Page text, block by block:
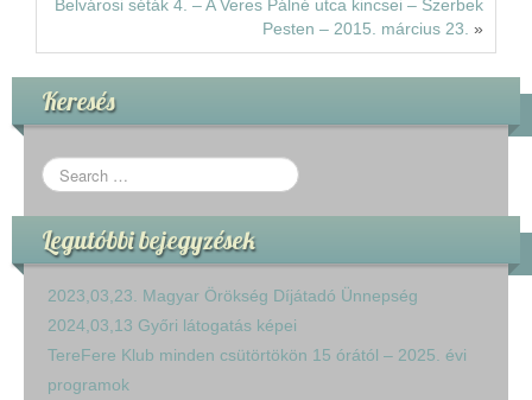
Belvárosi séták 4. – A Veres Pálné utca kincsei – Szerbek
Pesten – 2015. március 23. »
Keresés
Legutóbbi bejegyzések
2023,03,23. Magyar Örökség Díjátadó Ünnepség
2024,03,13 Győri látogatás képei
TereFere Klub minden csütörtökön 15 órától – 2025. évi
programok